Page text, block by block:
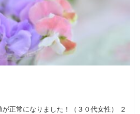
正常になりました！（３０代女性） ２